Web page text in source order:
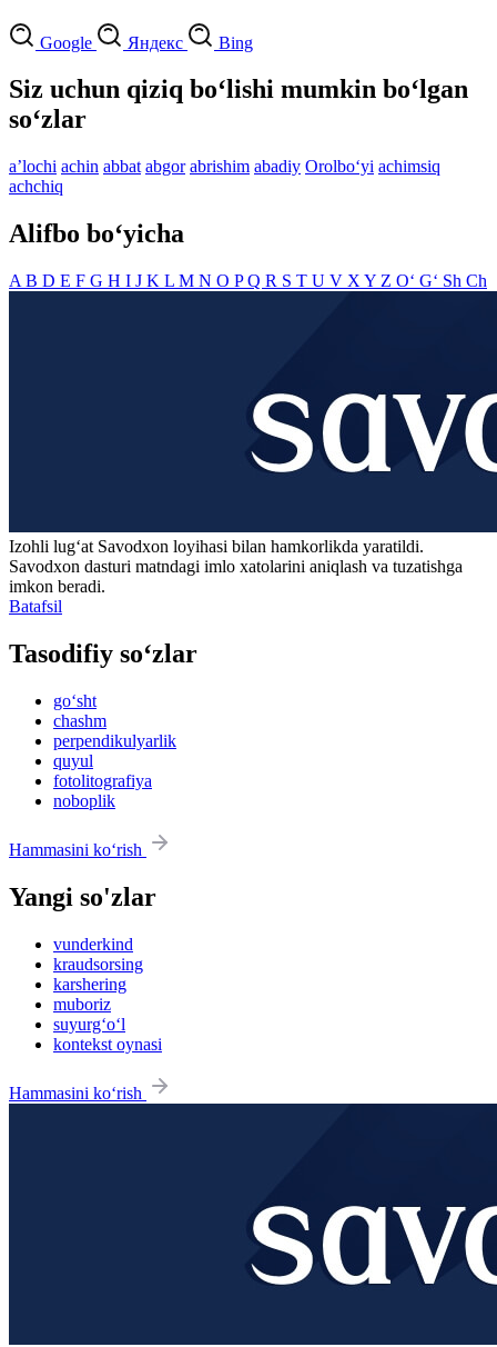
Google Яндекс Bing
Siz uchun qiziq bo‘lishi mumkin bo‘lgan
so‘zlar
aʼlochi achin abbat abgor abrishim abadiy Orolbo‘yi achimsiq
achchiq
Alifbo bo‘yicha
A B D E F G H I J K L M N O PQ R S T U V X Y Z O‘ G‘ Sh Ch
Izohli lugʻat Savodxon loyihasi bilan hamkorlikda yaratildi.
Savodxon dasturi matndagi imlo xatolarini aniqlash va tuzatishga
imkon beradi.
Batafsil
Tasodifiy so‘zlar
go‘sht
chashm
perpendikulyarlik
quyul
fotolitografiya
noboplik
Hammasini ko‘rish
Yangi so'zlar
vunderkind
kraudsorsing
karshering
muboriz
suyurg‘o‘l
kontekst oynasi
Hammasini ko‘rish